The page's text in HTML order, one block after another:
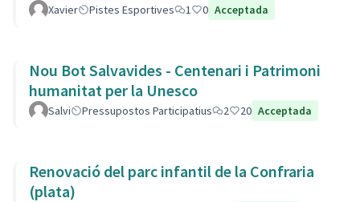
Xavier Pistes Esportives 1 0 Acceptada
Nou Bot Salvavides - Centenari i Patrimoni
humanitat per la Unesco
Salvi Pressupostos Participatius 2 20 Acceptada
Renovació del parc infantil de la Confraria
(plata)